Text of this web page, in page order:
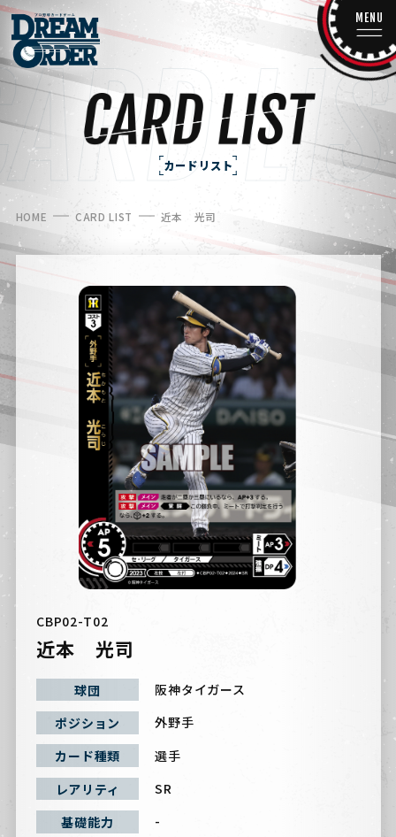
MENU
カードリスト
HOME CARD LIST 近本 光司
CBP02-T02
近本 光司
球団
阪神タイガース
ポジション
外野手
カード種類
選手
レアリティ
SR
基礎能力
-